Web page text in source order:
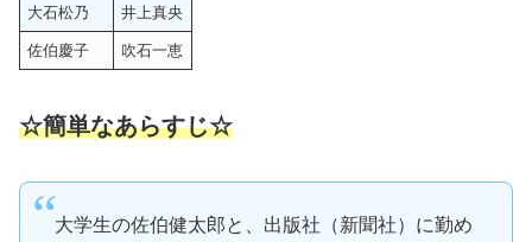
大石松乃 井上真央
佐伯慶子 吹石一恵
☆簡単なあらすじ☆
大学生の佐伯健太郎と、出版社（新聞社）に勤め